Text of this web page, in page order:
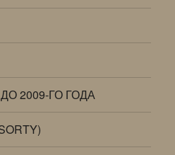
2009-ГО ГОДА